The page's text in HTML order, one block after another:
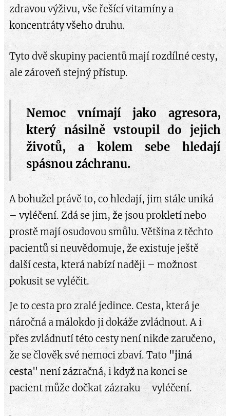
zdravou výživu, vše řešící vitamíny a
koncentráty všeho druhu.
Tyto dvě skupiny pacientů mají rozdílné cesty,
ale zároveň stejný přístup.
Nemoc vnímají jako agresora,
který násilně vstoupil do jejich
životů, a kolem sebe hledají
spásnou záchranu.
A bohužel právě to, co hledají, jim stále uniká
– vyléčení. Zdá se jim, že jsou prokletí nebo
prostě mají osudovou smůlu. Většina z těchto
pacientů si neuvědomuje, že existuje ještě
další cesta, která nabízí naději – možnost
pokusit se vyléčit.
Je to cesta pro zralé jedince. Cesta, která je
náročná a málokdo ji dokáže zvládnout. A i
přes zvládnutí této cesty není nikde zaručeno,
že se člověk své nemoci zbaví. Tato "jiná
cesta" není zázračná, i když na konci se
pacient může dočkat zázraku – vyléčení.